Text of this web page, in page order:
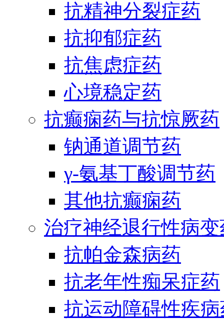
抗精神分裂症药
抗抑郁症药
抗焦虑症药
心境稳定药
抗癫痫药与抗惊厥药
钠通道调节药
γ-氨基丁酸调节药
其他抗癫痫药
治疗神经退行性病
抗帕金森病药
抗老年性痴呆症药
抗运动障碍性疾